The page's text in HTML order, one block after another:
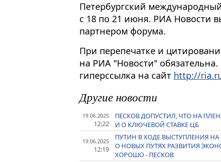
Петербургский
с 18 по 21 июня. РИА Новости
партнером форума.
При перепечатке и
на РИА "Новости"
гиперссылка на сайт http://
Другие новости
19.06.2025
12:22
ПЕСКОВ ДОПУСТИЛ, ЧТО НА
И О КЛЮЧЕВОЙ СТАВКЕ ЦБ
19.06.2025
12:19
ПУТИН В ХОДЕ ВЫСТУПЛЕНИЯ
О НОВЫХ ПУТЯХ РАЗВИТИЯ
ХОРОШО - ПЕСКОВ